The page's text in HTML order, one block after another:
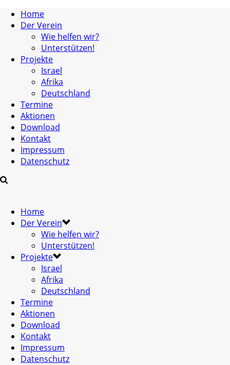
Home
Der Verein
Wie helfen wir?
Unterstützen!
Projekte
Israel
Afrika
Deutschland
Termine
Aktionen
Download
Kontakt
Impressum
Datenschutz
Home
Der Verein
Wie helfen wir?
Unterstützen!
Projekte
Israel
Afrika
Deutschland
Termine
Aktionen
Download
Kontakt
Impressum
Datenschutz